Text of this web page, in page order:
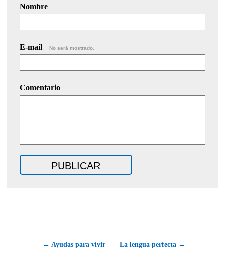
Nombre
E-mail No será mostrado.
Comentario
← Ayudas para vivir La lengua perfecta →